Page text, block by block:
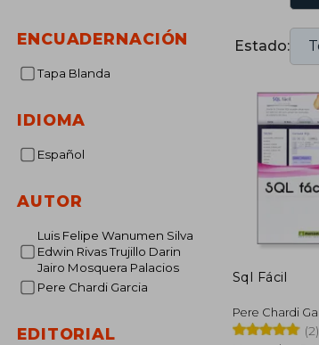
ENCUADERNACIÓN
Tapa Blanda
IDIOMA
Español
AUTOR
Luis Felipe Wanumen Silva
Edwin Rivas Trujillo Darin
Jairo Mosquera Palacios
Pere Chardi Garcia
EDITORIAL
Estado:
Sql Fácil
Pere Chardi
(2)